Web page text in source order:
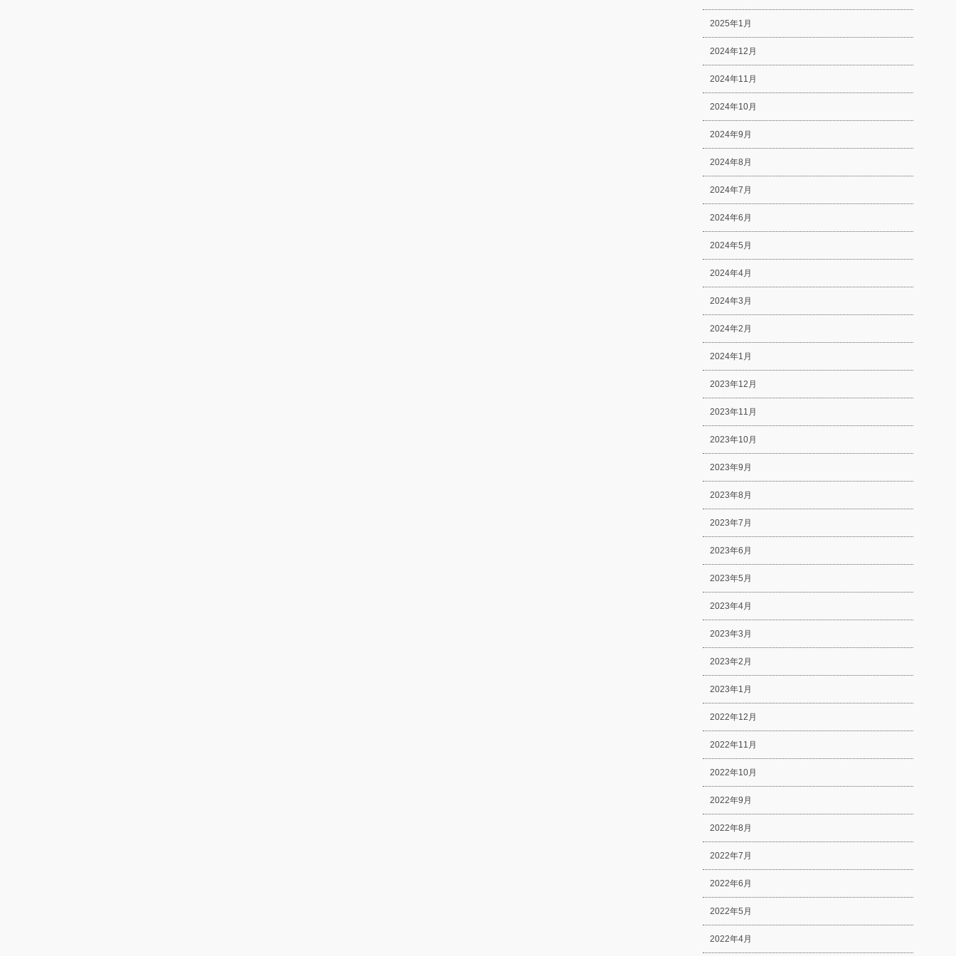
2025年1月
2024年12月
2024年11月
2024年10月
2024年9月
2024年8月
2024年7月
2024年6月
2024年5月
2024年4月
2024年3月
2024年2月
2024年1月
2023年12月
2023年11月
2023年10月
2023年9月
2023年8月
2023年7月
2023年6月
2023年5月
2023年4月
2023年3月
2023年2月
2023年1月
2022年12月
2022年11月
2022年10月
2022年9月
2022年8月
2022年7月
2022年6月
2022年5月
2022年4月